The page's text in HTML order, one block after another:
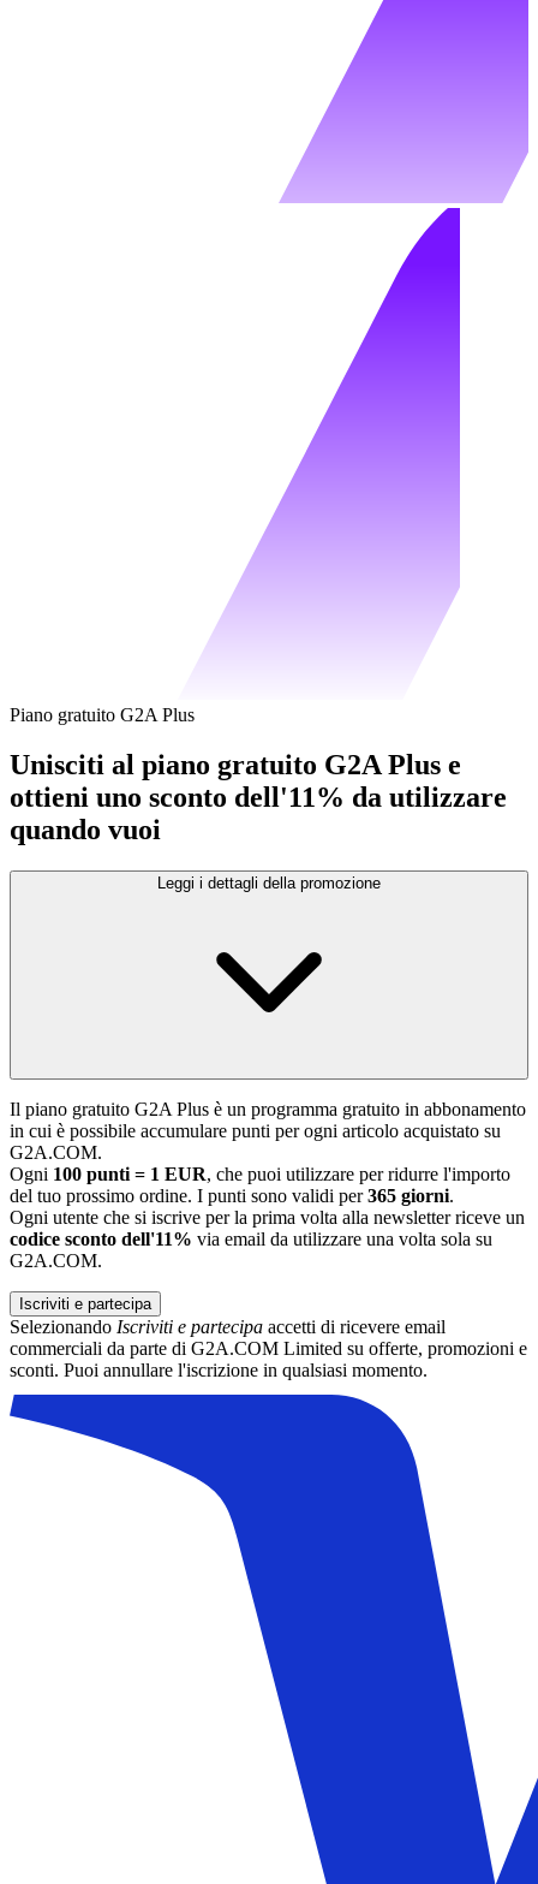
Piano gratuito G2A Plus
Unisciti al piano gratuito G2A Plus e
ottieni uno sconto dell'11% da utilizzare
quando vuoi
Leggi i dettagli della promozione
Il piano gratuito G2A Plus è un programma gratuito in abbonamento
in cui è possibile accumulare punti per ogni articolo acquistato su
G2A.COM.
Ogni 100 punti = 1 EUR, che puoi utilizzare per ridurre l'importo
del tuo prossimo ordine. I punti sono validi per365 giorni.
Ogni utente che si iscrive per la prima volta alla newsletter riceve un
codice sconto dell'11% via email da utilizzare una volta sola su
G2A.COM.
Iscriviti e partecipa
Selezionando Iscriviti e partecipa accetti di ricevere email
commerciali da parte di G2A.COM Limited su offerte, promozioni e
sconti. Puoi annullare l'iscrizione in qualsiasi momento.